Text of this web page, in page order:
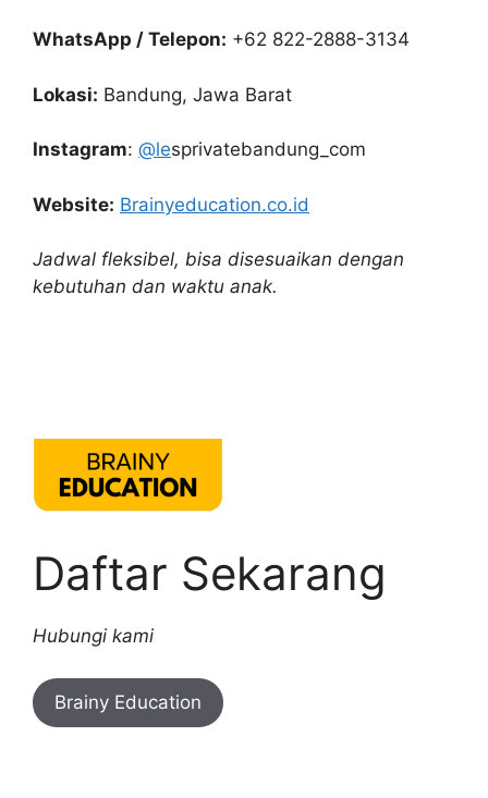
WhatsApp / Telepon: +62 822-2888-3134
Lokasi: Bandung, Jawa Barat
Instagram: @lesprivatebandung_com
Website: Brainyeducation.co.id
Jadwal fleksibel, bisa disesuaikan dengan
kebutuhan dan waktu anak.
Daftar Sekarang
Hubungi kami
Brainy Education